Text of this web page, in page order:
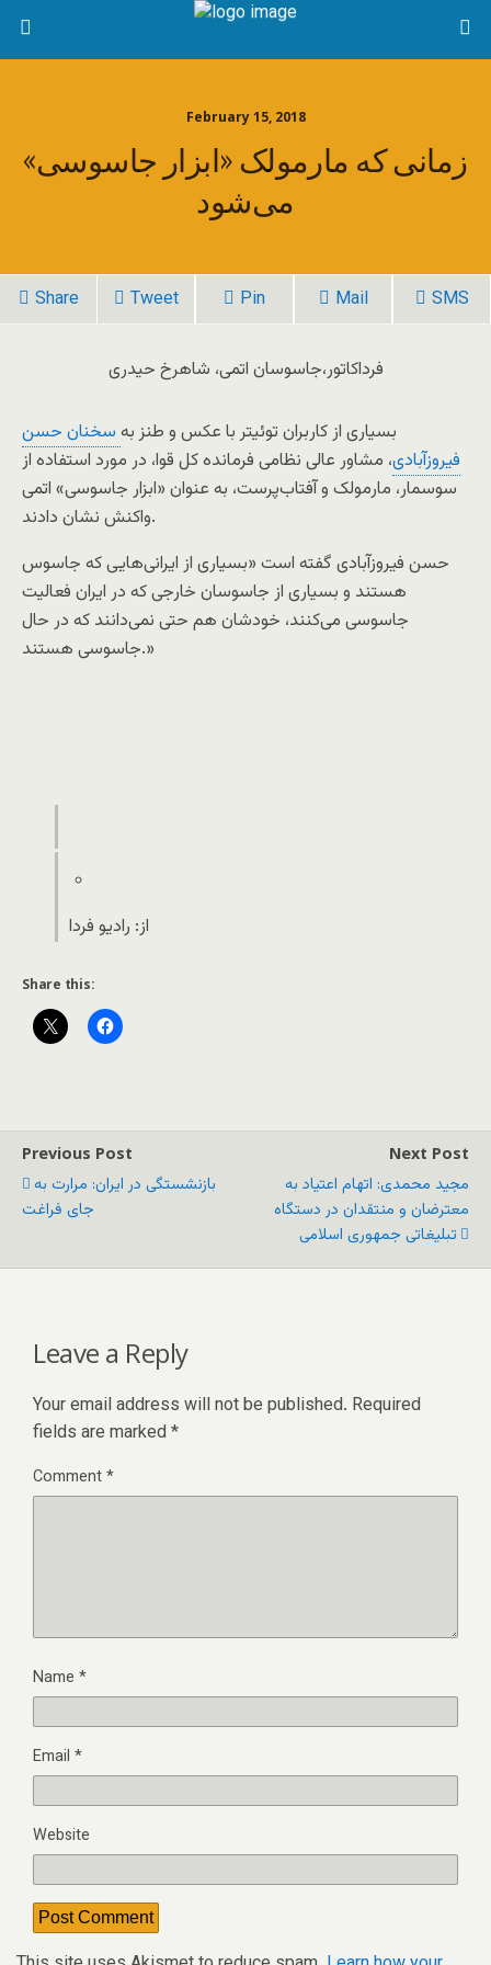
February 15, 2018
زمانی که مارمولک «ابزار جاسوسی»
می‌شود
Share Tweet Pin Mail SMS
فرداکاتور،جاسوسان اتمی، شاهرخ حیدری
بسیاری از کاربران توئیتر با عکس و طنز به سخنان حسن
فیروزآبادی، مشاور عالی نظامی فرمانده کل قوا، در مورد استفاده از
سوسمار، مارمولک و آفتاب‌پرست، به عنوان «ابزار جاسوسی» اتمی
واکنش نشان دادند.
حسن فیروزآبادی گفته است «بسیاری از ایرانی‌هایی که جاسوس
هستند و بسیاری از جاسوسان خارجی که در ایران فعالیت
جاسوسی می‌کنند، خودشان هم حتی نمی‌دانند که در حال
جاسوسی هستند.»
از: رادیو فردا
Share this:
Previous Post
بازنشستگی در ایران: مرارت به
جای فراغت
Next Post
مجید محمدی: اتهام اعتیاد به
معترضان و منتقدان در دستگاه
تبلیغاتی جمهوری اسلامی
Leave a Reply
Your email address will not be published. Required
fields are marked *
Comment*
Name *
Email *
Website